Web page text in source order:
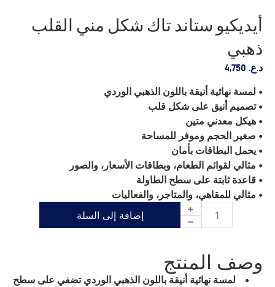
أيديكيو ستاند تاك شكل مني القلب
ذهبي
د.ع.
• لمسة نهائية أنيقة باللون الذهبي الوردي
• تصميم أنيق على شكل قلب
• هيكل معدني متين
• صغير الحجم وموفر للمساحة
• يحمل البطاقات بأمان
• مثالي لقوائم الطعام، وبطاقات الأسعار، والصور
• قاعدة ثابتة على سطح الطاولة
• مثالي للمقاهي، والمتاجر، والفعاليات
إضافة إلى السلة
وصف المنتج
لمسة نهائية أنيقة باللون الذهبي الوردي تضفي على سطح